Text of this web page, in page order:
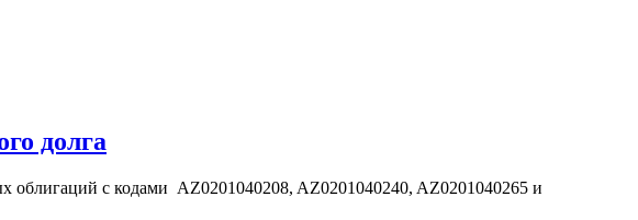
долга
облигаций с кодами AZ0201040208, AZ0201040240, AZ0201040265 и